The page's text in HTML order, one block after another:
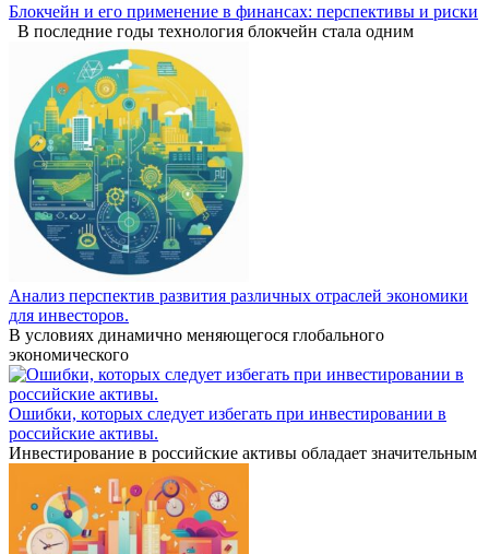
Блокчейн и его применение в финансах: перспективы и риски
В последние годы технология блокчейн стала одним
Анализ перспектив развития различных отраслей экономики
для инвесторов.
В условиях динамично меняющегося глобального
экономического
Ошибки, которых следует избегать при инвестировании в
российские активы.
Инвестирование в российские активы обладает значительным